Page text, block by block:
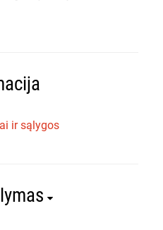
ir sąlygos